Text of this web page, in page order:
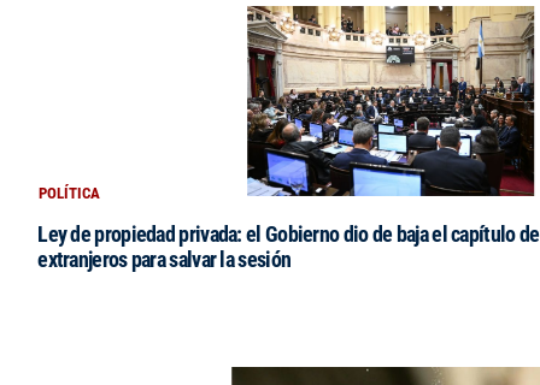
POLÍTICA
Ley de propiedad privada: el Gobierno dio de baja el capítulo
extranjeros para salvar la sesión